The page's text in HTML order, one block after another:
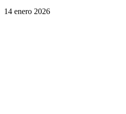
14 enero 2026